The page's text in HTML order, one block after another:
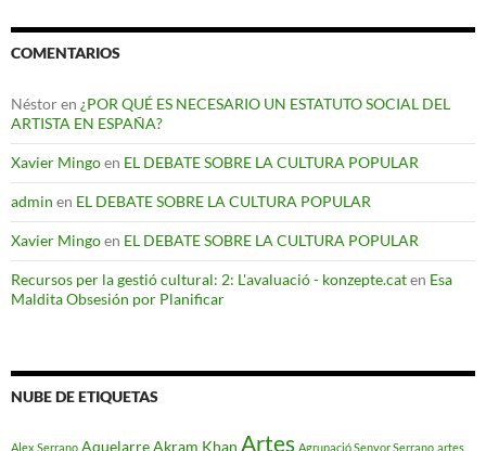
COMENTARIOS
Néstoren ¿POR QUÉ ES NECESARIO UN ESTATUTO SOCIAL DEL
ARTISTA EN ESPAÑA?
Xavier Mingoen EL DEBATE SOBRE LA CULTURA POPULAR
admin en EL DEBATE SOBRE LA CULTURA POPULAR
Xavier Mingoen EL DEBATE SOBRE LA CULTURA POPULAR
Recursos per la gestió cultural: 2: L'avaluació - konzepte.caten Esa
Maldita Obsesión por Planificar
NUBE DE ETIQUETAS
Alex Serrano AquelarreAkram Khan Artes Agrupació Senyor Serrano artes